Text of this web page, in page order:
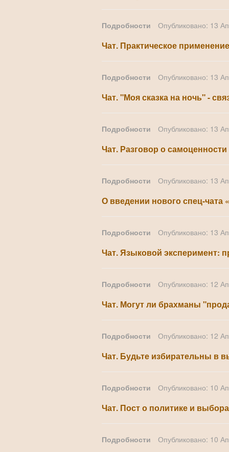
Подробности Опубликовано: 13
Чат. Практическое
Подробности Опубликовано: 13
Чат. "Моя сказка на ночь" -
Подробности Опубликовано: 13
Чат. Разговор о самоценности
Подробности Опубликовано: 13
О введении нового спец-чата
Подробности Опубликовано: 13
Чат. Языковой эксперимент:
Подробности Опубликовано: 12
Чат. Могут ли брахманы
Подробности Опубликовано: 12
Чат. Будьте избирательны в
Подробности Опубликовано: 10
Чат. Пост о политике и
Подробности Опубликовано: 10